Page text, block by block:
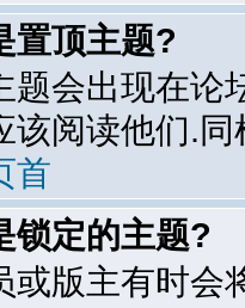
置顶主题?
题会出现在论
该阅读他们.
首
锁定的主题?
或版主有时会